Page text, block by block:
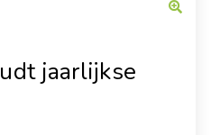
jaarlijkse